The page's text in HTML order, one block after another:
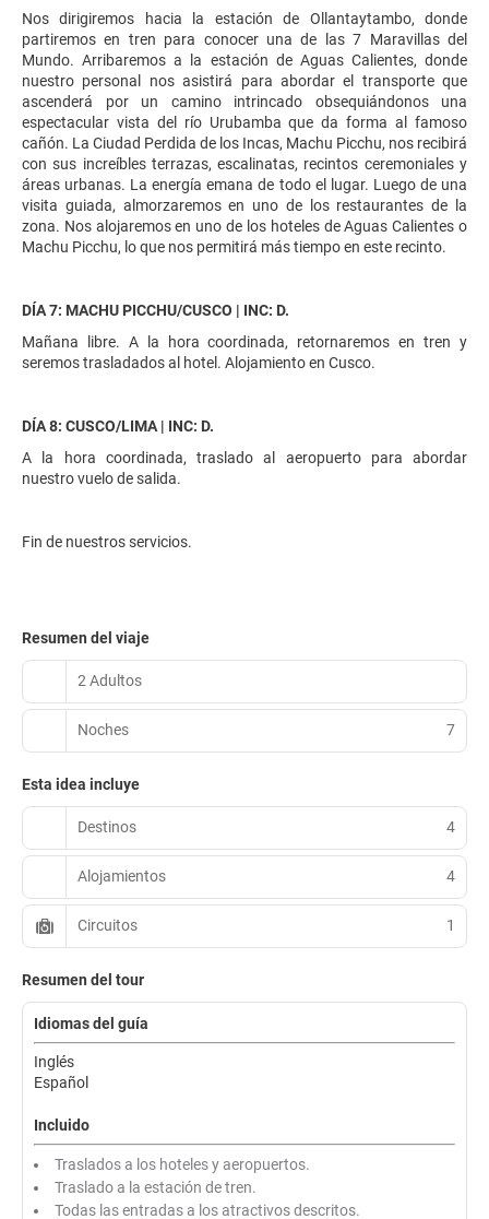
Nos dirigiremos hacia la estación de Ollantaytambo, donde
partiremos en tren para conocer una de las 7 Maravillas del
Mundo. Arribaremos a la estación de Aguas Calientes, donde
nuestro personal nos asistirá para abordar el transporte que
ascenderá por un camino intrincado obsequiándonos una
espectacular vista del río Urubamba que da forma al famoso
cañón. La Ciudad Perdida de los Incas, Machu Picchu, nos recibirá
con sus increíbles terrazas, escalinatas, recintos ceremoniales y
áreas urbanas. La energía emana de todo el lugar. Luego de una
visita guiada, almorzaremos en uno de los restaurantes de la
zona. Nos alojaremos en uno de los hoteles de Aguas Calientes o
Machu Picchu, lo que nos permitirá más tiempo en este recinto.
DÍA 7: MACHU PICCHU/CUSCO | INC: D.
Mañana libre. A la hora coordinada, retornaremos en tren y
seremos trasladados al hotel. Alojamiento en Cusco.
DÍA 8: CUSCO/LIMA | INC: D.
A la hora coordinada, traslado al aeropuerto para abordar
nuestro vuelo de salida.
Fin de nuestros servicios.
Resumen del viaje
2 Adultos
Noches 7
Esta idea incluye
Destinos 4
Alojamientos 4
Circuitos 1
Resumen del tour
Idiomas del guía
Inglés
Español
Incluido
Traslados a los hoteles y aeropuertos.
Traslado a la estación de tren.
Todas las entradas a los atractivos descritos.